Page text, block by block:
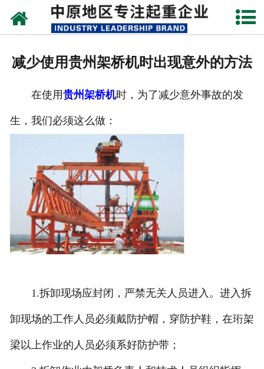
网站首页
资质荣誉
减少使用贵州架桥机时出现意外的方法
在使用贵州架桥机时，为了减少意外事故的发
生，我们必须这么做：
1.拆卸现场应封闭，严禁无关人员进入。进入拆
卸现场的工作人员必须戴防护帽，穿防护鞋，在珩架
梁以上作业的人员必须系好防护带；